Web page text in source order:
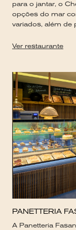
para o jantar, o
opções do mar
variados, além de
Ver restaurante
PANETTERIA
A Panetteria